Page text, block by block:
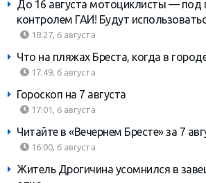
До 16 августа мотоциклисты — под
контролем ГАИ! Будут
18:27, 6 августа
Что на пляжах Бреста, когда в
17:49, 6 августа
Гороскоп на 7 августа
17:01, 6 августа
Читайте в «Вечернем Бресте» за 7
16:00, 6 августа
Житель Дрогичина усомнился в